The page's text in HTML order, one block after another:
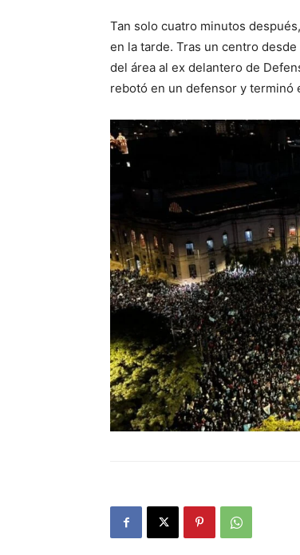
Tan solo cuatro minutos
en la tarde. Tras un centro
del área al ex delantero de
rebotó en un defensor y terminó